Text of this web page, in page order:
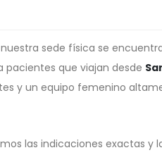
sede física se
que viajan desde
y un equipo femenino
las indicaciones exactas y